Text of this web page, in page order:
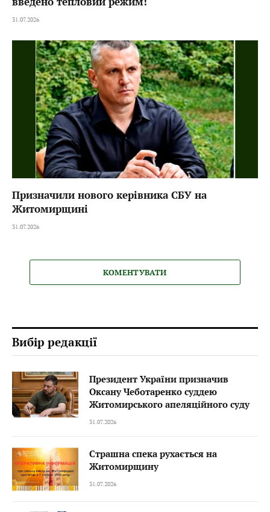
31.07.2026
Призначили нового керівника СБУ на
Житомирщині
31.07.2026
КОМЕНТУВАТИ
Вибір редакції
Президент України призначив
Оксану Чеботаренко суддею
Житомирського апеляційного суду
31.07.2026
Страшна спека рухається на
Житомирщину
31.07.2026